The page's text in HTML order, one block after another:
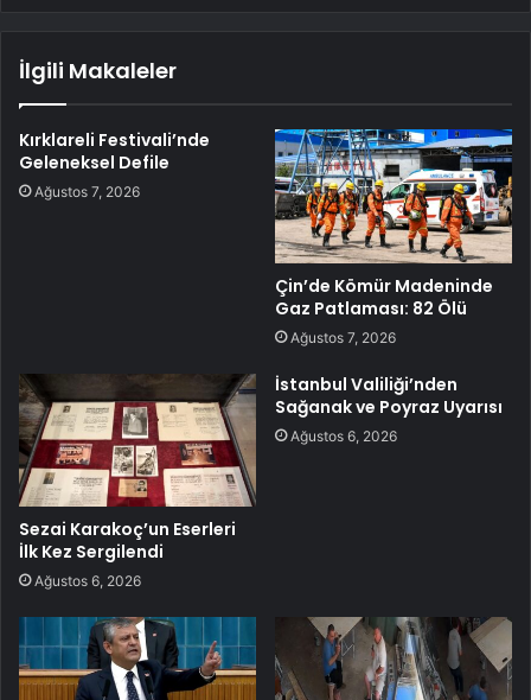
İlgili Makaleler
Kırklareli Festivali’nde
Geleneksel Defile
Ağustos 7, 2026
Çin’de Kömür Madeninde
Gaz Patlaması: 82 Ölü
Ağustos 7, 2026
Sezai Karakoç’un Eserleri
İlk Kez Sergilendi
Ağustos 6, 2026
İstanbul Valiliği’nden
Sağanak ve Poyraz Uyarısı
Ağustos 6, 2026